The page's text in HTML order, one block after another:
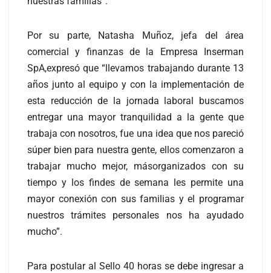
Por su parte, Natasha Muñoz, jefa del área
comercial y finanzas de la Empresa Inserman
SpA,expresó que “llevamos trabajando durante 13
años junto al equipo y con la implementación de
esta reducción de la jornada laboral buscamos
entregar una mayor tranquilidad a la gente que
trabaja con nosotros, fue una idea que nos pareció
súper bien para nuestra gente, ellos comenzaron a
trabajar mucho mejor, másorganizados con su
tiempo y los findes de semana les permite una
mayor conexión con sus familias y el programar
nuestros trámites personales nos ha ayudado
mucho”.
Para postular al Sello 40 horas se debe ingresar a